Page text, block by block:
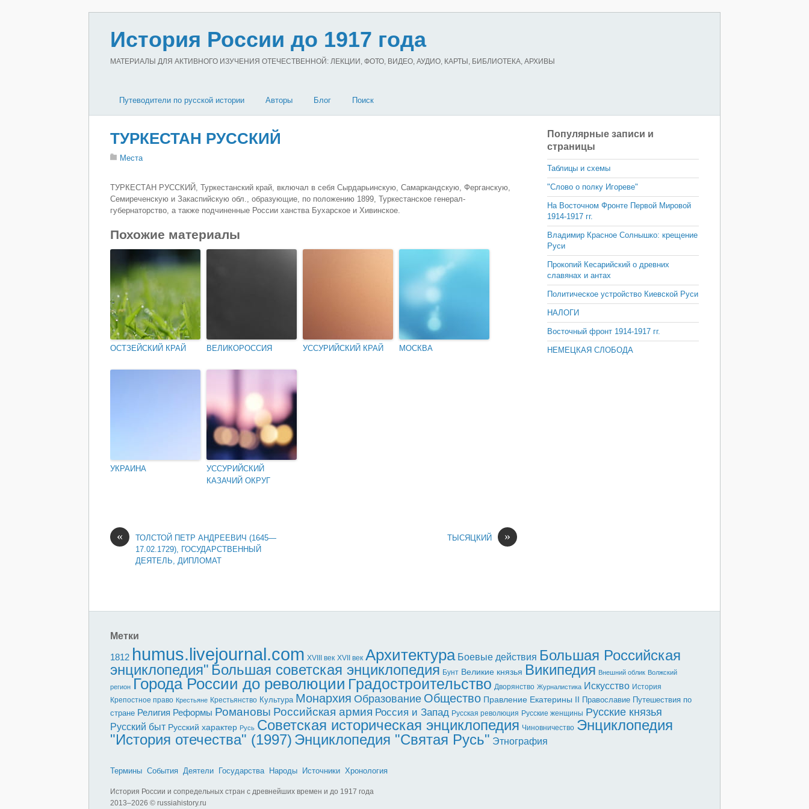
История России до 1917 года
МАТЕРИАЛЫ ДЛЯ АКТИВНОГО ИЗУЧЕНИЯ ОТЕЧЕСТВЕННОЙ: ЛЕКЦИИ, ФОТО, ВИДЕО, АУДИО, КАРТЫ, БИБЛИОТЕКА, АРХИВЫ
Путеводители по русской истории Авторы Блог Поиск
ТУРКЕСТАН РУССКИЙ
Места
ТУРКЕСТАН РУССКИЙ, Туркестанский край, включал в себя Сырдарьинскую, Самаркандскую, Ферганскую,
Семиреченскую и Закаспийскую обл., образующие, по положению 1899, Туркестанское генерал-
губернаторство, а также подчиненные России ханства Бухарское и Хивинское.
Похожие материалы
ОСТЗЕЙСКИЙ КРАЙ ВЕЛИКОРОССИЯ УССУРИЙСКИЙ КРАЙ МОСКВА
УКРАИНА
УССУРИЙСКИЙ
КАЗАЧИЙ ОКРУГ
«
ТОЛСТОЙ ПЕТР АНДРЕЕВИЧ (1645—
17.02.1729), ГОСУДАРСТВЕННЫЙ
ДЕЯТЕЛЬ, ДИПЛОМАТ
»
ТЫСЯЦКИЙ
Популярные записи и
страницы
Таблицы и схемы
"Слово о полку Игореве"
На Восточном Фронте Первой Мировой
1914-1917 гг.
Владимир Красное Солнышко: крещение
Руси
Прокопий Кесарийский о древних
славянах и антах
Политическое устройство Киевской Руси
НАЛОГИ
Восточный фронт 1914-1917 гг.
НЕМЕЦКАЯ СЛОБОДА
Метки
1812 humus.livejournal.com XVIII век XVII век Архитектура Боевые действия Большая Российская
энциклопедия" Большая советская энциклопедия Бунт Великие князья Википедия Внешний облик Волжский
регион Города России до революции Градостроительство Дворянство Журналистика Искусство История
Крепостное право Крестьяне Крестьянство Культура Монархия Образование Общество Правление Екатерины II Православие Путешествия по
стране Религия Реформы Романовы Российская армия Россия и Запад Русская революция Русские женщины Русские князья
Русский быт Русский характер Русь Советская историческая энциклопедия Чиновничество Энциклопедия
"История отечества" (1997) Энциклопедия "Святая Русь" Этнография
Термины События Деятели Государства Народы Источники Хронология
История России и сопредельных стран с древнейших времен и до 1917 года
2013–2026 © russiahistory.ru